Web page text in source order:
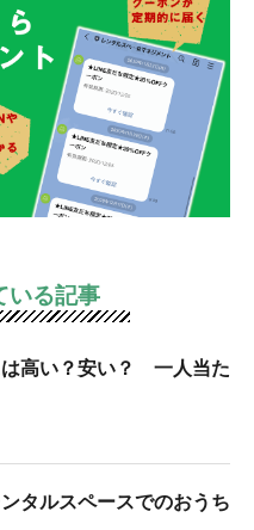
いる記事